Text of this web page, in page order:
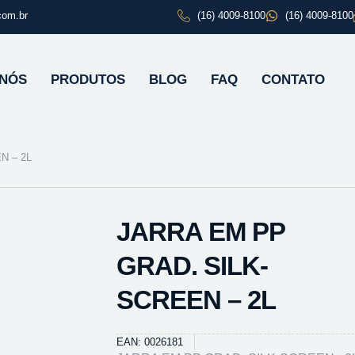
(16) 4009-8100 (16) 4009-8100
PRODUTOS BLOG FAQ CONTATO
– 2L
JARRA EM PP
GRAD. SILK-
SCREEN – 2L
EAN: 0026181